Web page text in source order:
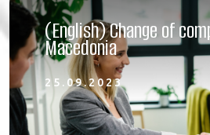
(English) Change of
Macedonia
25.09.2023